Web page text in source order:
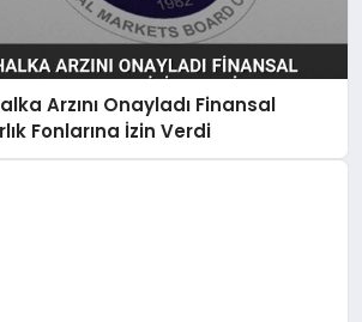
Arzını Onayladı Finansal
Fonlarına İzin Verdi